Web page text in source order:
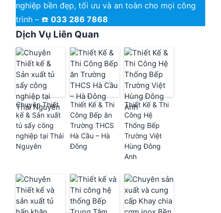
nghiệp bền đẹp, tối ưu và an toàn cho mọi công
trình – ☎️ 033 286 7868
Dịch Vụ Liên Quan
Chuyên Thiết
kế & Sản xuất
tủ sấy công
nghiệp tại Thái
Nguyên
Thiết Kế & Thi
Công Bếp ăn
Trường THCS
Hà Cầu – Hà
Đông
Thiết Kế & Thi
Công Hệ
Thống Bếp
Trường Việt
Hùng Đông
Anh